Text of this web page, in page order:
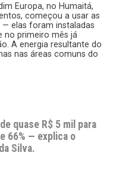
Europa, no Humaitá,
começou a usar as
elas foram instaladas
no primeiro mês já
A energia resultante do
nas áreas comuns do
quase R$ 5 mil para
66% — explica o
Silva.